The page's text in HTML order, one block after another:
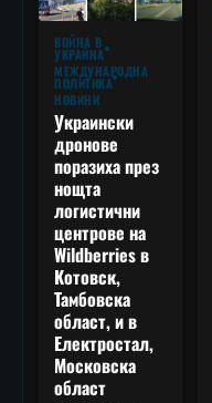
ВОЙНА В
УКРАЙНА
МЕЖДУНАРОДНА
ПОЛИТИКА
НОВИНИ
Украински
дронове
поразиха през
нощта
логистични
центрове на
Wildberries в
Котовск,
Тамбовска
област, и в
Електростал,
Московска
област